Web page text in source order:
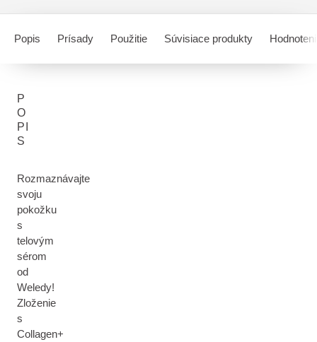
Popis Prísady Použitie Súvisiace produkty
P
O
PI
S
Rozmaznávajte
svoju
pokožku
s
telovým
sérom
od
Weledy!
Zloženie
s
Collagen+